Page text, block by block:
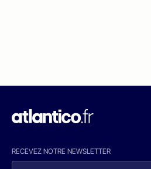
RECEVEZ NOTRE NEWSLETTER